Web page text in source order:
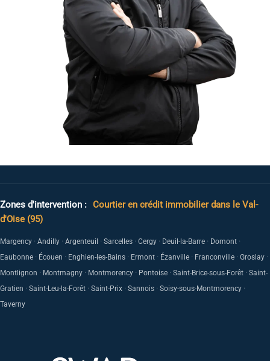
Zones d'intervention : Courtier en crédit immobilier dans le Val-
d'Oise (95)
Margency · Andilly · Argenteuil · Sarcelles · Cergy · Deuil-la-Barre · Domont ·
Eaubonne · Écouen · Enghien-les-Bains · Ermont · Ézanville · Franconville · Groslay ·
Montlignon · Montmagny · Montmorency · Pontoise · Saint-Brice-sous-Forêt · Saint-
Gratien · Saint-Leu-la-Forêt · Saint-Prix · Sannois · Soisy-sous-Montmorency ·
Taverny